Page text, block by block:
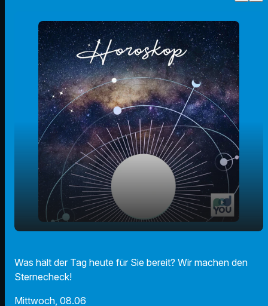
play_arrow
00:00
Was hält der Tag heute für Sie bereit? Wir machen den
Sternecheck!
Mittwoch, 08.06